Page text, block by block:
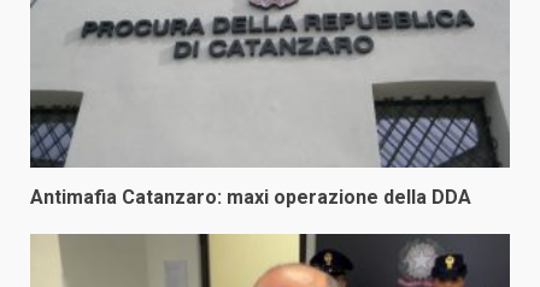
Antimafia Catanzaro: maxi operazione della DDA